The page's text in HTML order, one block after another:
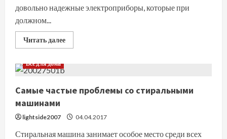
довольно надежные электроприборы, которые при
должном...
Читать далееПрочитать
больше
и
их
Все для дома
Самые частые проблемы со стиральными
машинами
lightside2007 04.04.2017
Стиральная машина занимает особое место среди всех